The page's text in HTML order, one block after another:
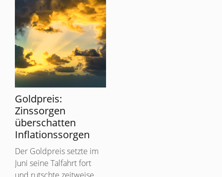
Goldpreis:
Zinssorgen
überschatten
Inflationssorgen
Der Goldpreis setzte im
Juni seine Talfahrt fort